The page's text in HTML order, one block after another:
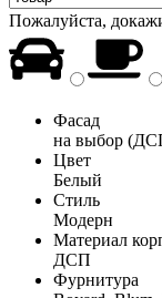
Пожалуйста,
Фасад
на выбор
Цвет
Белый
Стиль
Модерн
Материал
ДСП
Фурнитура